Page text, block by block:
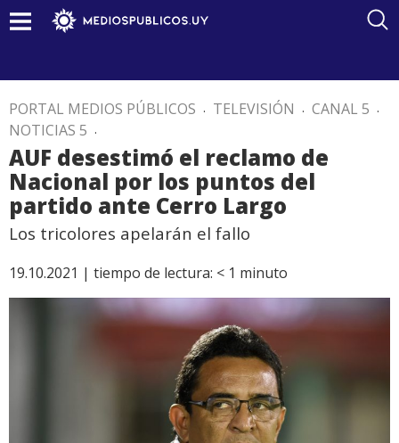
PORTAL MEDIOS PÚBLICOS . TELEVISIÓN . CANAL 5 .
NOTICIAS 5 .
AUF desestimó el reclamo de
Nacional por los puntos del
partido ante Cerro Largo
Los tricolores apelarán el fallo
19.10.2021 | tiempo de lectura: < 1 minuto